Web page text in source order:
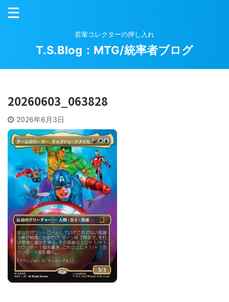
若輩コレクターの押し入れ
T.S.Blog：MTG/統率者ブログ
20260603_063828
2026年6月3日